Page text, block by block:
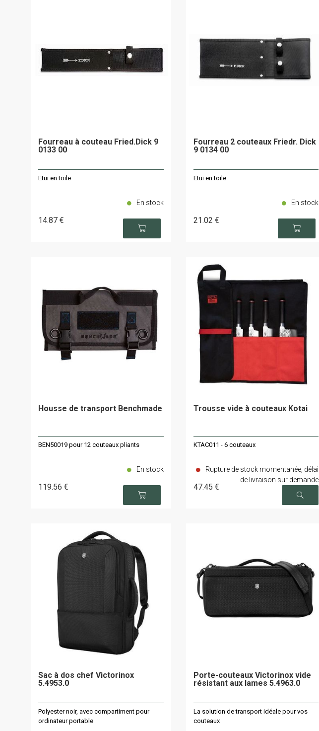
Fourreau à couteau Fried.Dick 9
0133 00
Etui en toile
14.87 €
En stock
Fourreau 2 couteaux Friedr. Dick
9 0134 00
Etui en toile
21.02 €
En stock
Housse de transport Benchmade
BEN50019 pour 12 couteaux pliants
119.56 €
En stock
Trousse vide à couteaux Kotai
KTAC011 - 6 couteaux
47.45 €
Rupture de stock momentanée, délai
de livraison sur demande
Sac à dos chef Victorinox
5.4953.0
Polyester noir, avec compartiment pour
ordinateur portable
Porte-couteaux Victorinox vide
résistant aux lames 5.4963.0
La solution de transport idéale pour vos
couteaux